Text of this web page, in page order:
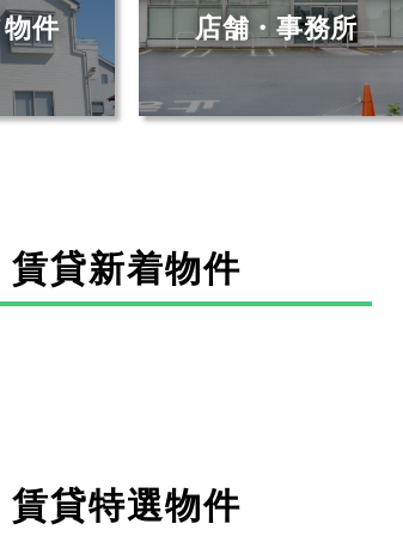
件 店舗・事務所
賃貸新着物件
賃貸特選物件